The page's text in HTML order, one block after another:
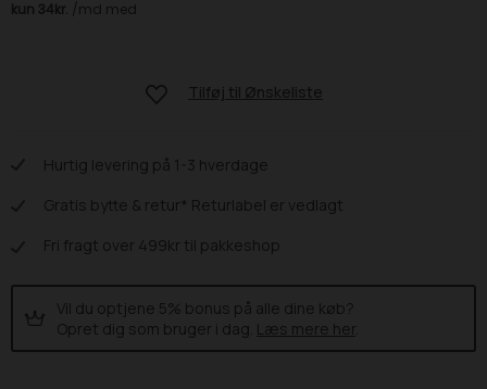
Tilføj til Ønskeliste
Hurtig levering på 1-3 hverdage
Gratis bytte & retur* Returlabel er vedlagt
Fri fragt over 499kr til pakkeshop
Vil du optjene 5% bonus på alle dine køb?
Opret dig som bruger i dag. Læs mere her.